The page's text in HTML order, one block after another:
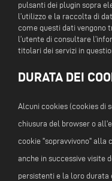
pulsanti dei plugin sopra
l’utilizzo e la raccolta di
come questi dati vengono
l’utente di consultare
titolari dei servizi in
DURATA DEI
Alcuni cookies (cookies di
chiusura del browser o
cookie "sopravvivono" alla
anche in successive visite
persistenti e la loro